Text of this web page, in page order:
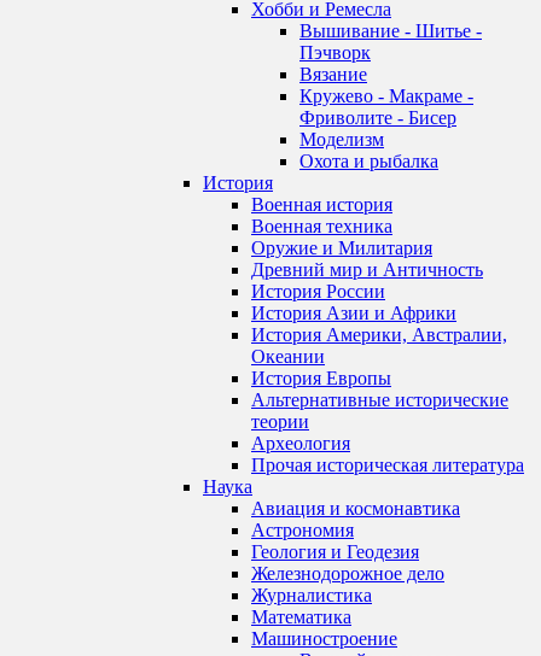
Хобби и Ремесла
Вышивание - Шитье -
Пэчворк
Вязание
Кружево - Макраме -
Фриволите - Бисер
Моделизм
Охота и рыбалка
История
Военная история
Военная техника
Оружие и Милитария
Древний мир и Античность
История России
История Азии и Африки
История Америки, Австралии,
Океании
История Европы
Альтернативные исторические
теории
Археология
Прочая историческая литература
Наука
Авиация и космонавтика
Астрономия
Геология и Геодезия
Железнодорожное дело
Журналистика
Математика
Машиностроение